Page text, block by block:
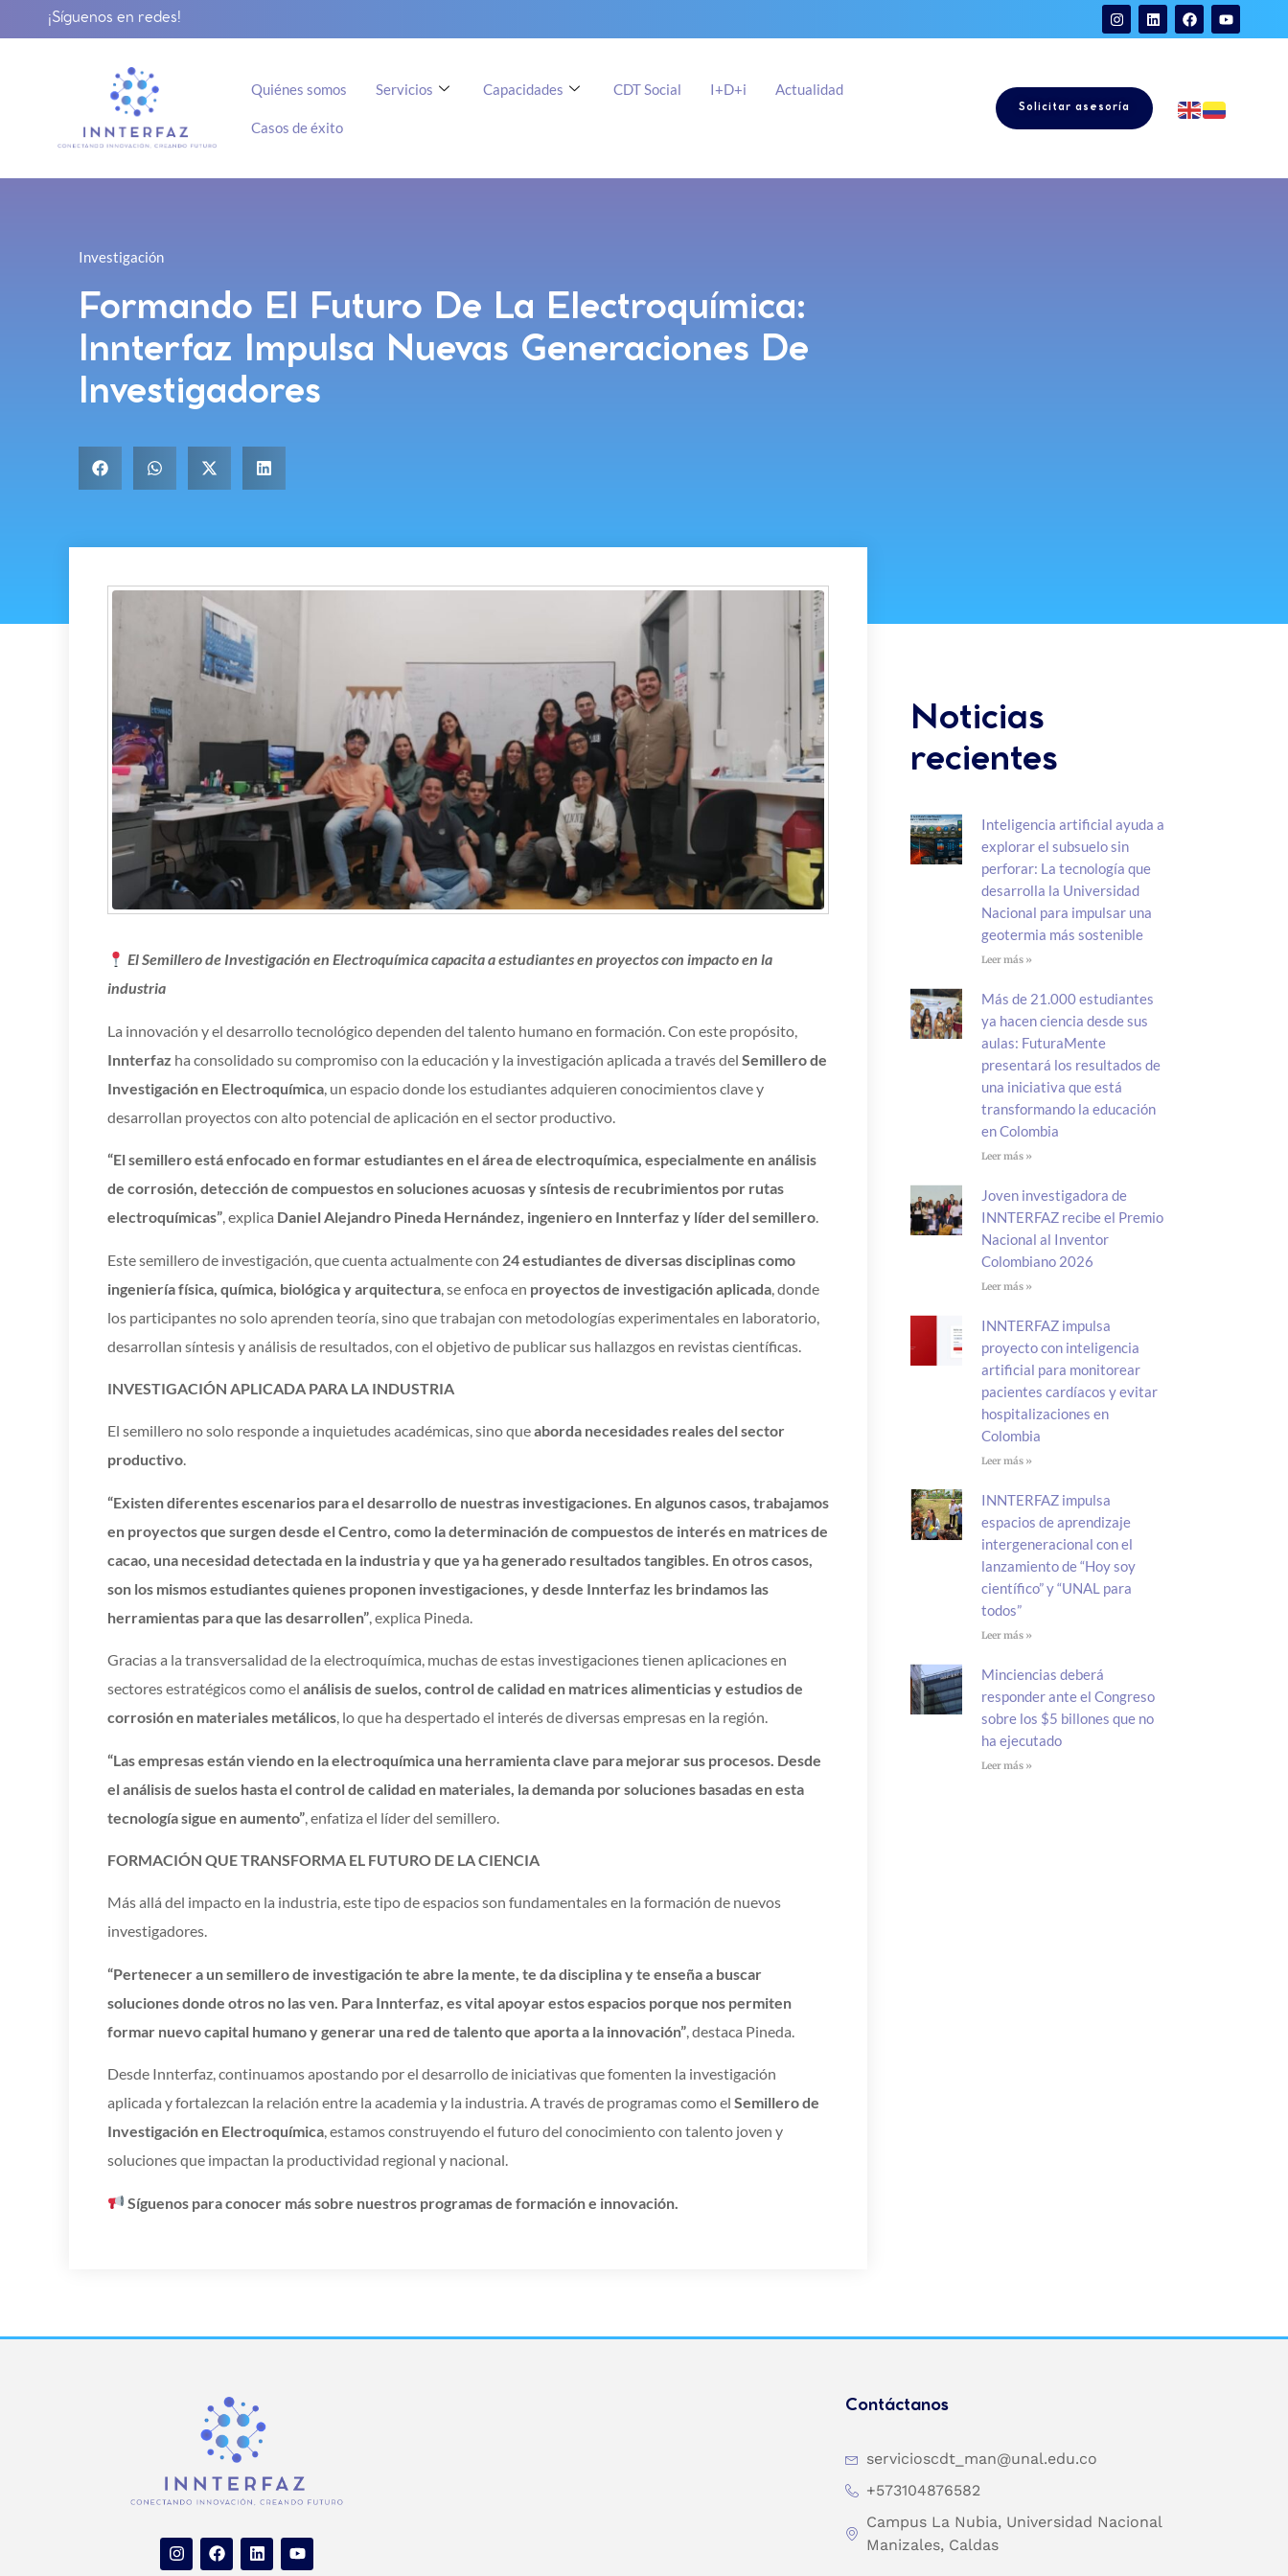
¡Síguenos en redes!
Quiénes somos Servicios Capacidades CDT Social I+D+i Actualidad
Casos de éxito
Solicitar asesoría
Investigación
Formando El Futuro De La Electroquímica:
Innterfaz Impulsa Nuevas Generaciones De
Investigadores
El Semillero de Investigación en Electroquímica capacita a estudiantes en proyectos con impacto en la
industria
La innovación y el desarrollo tecnológico dependen del talento humano en formación. Con este propósito,
Innterfaz ha consolidado su compromiso con la educación y la investigación aplicada a través del Semillero de
Investigación en Electroquímica, un espacio donde los estudiantes adquieren conocimientos clave y
desarrollan proyectos con alto potencial de aplicación en el sector productivo.
“El semillero está enfocado en formar estudiantes en el área de electroquímica, especialmente en análisis
de corrosión, detección de compuestos en soluciones acuosas y síntesis de recubrimientos por rutas
electroquímicas”, explica Daniel Alejandro Pineda Hernández, ingeniero en Innterfaz y líder del semillero.
Este semillero de investigación, que cuenta actualmente con 24 estudiantes de diversas disciplinas como
ingeniería física, química, biológica y arquitectura , se enfoca en proyectos de investigación aplicada , donde
los participantes no solo aprenden teoría, sino que trabajan con metodologías experimentales en laboratorio,
desarrollan síntesis y análisis de resultados, con el objetivo de publicar sus hallazgos en revistas científicas.
INVESTIGACIÓN APLICADA PARA LA INDUSTRIA
El semillero no solo responde a inquietudes académicas, sino queaborda necesidades reales del sector
productivo.
“Existen diferentes escenarios para el desarrollo de nuestras investigaciones. En algunos casos, trabajamos
en proyectos que surgen desde el Centro, como la determinación de compuestos de interés en matrices de
cacao, una necesidad detectada en la industria y que ya ha generado resultados tangibles. En otros casos,
son los mismos estudiantes quienes proponen investigaciones, y desde Innterfaz les brindamos las
herramientas para que las desarrollen” , explica Pineda.
Gracias a la transversalidad de la electroquímica, muchas de estas investigaciones tienen aplicaciones en
sectores estratégicos como el análisis de suelos, control de calidad en matrices alimenticias y estudios de
corrosión en materiales metálicos, lo que ha despertado el interés de diversas empresas en la región.
“Las empresas están viendo en la electroquímica una herramienta clave para mejorar sus procesos. Desde
el análisis de suelos hasta el control de calidad en materiales, la demanda por soluciones basadas en esta
tecnología sigue en aumento” , enfatiza el líder del semillero.
FORMACIÓN QUE TRANSFORMA EL FUTURO DE LA CIENCIA
Más allá del impacto en la industria, este tipo de espacios son fundamentales en la formación de nuevos
investigadores.
“Pertenecer a un semillero de investigación te abre la mente, te da disciplina y te enseña a buscar
soluciones donde otros no las ven. Para Innterfaz, es vital apoyar estos espacios porque nos permiten
formar nuevo capital humano y generar una red de talento que aporta a la innovación” , destaca Pineda.
Desde Innterfaz, continuamos apostando por el desarrollo de iniciativas que fomenten la investigación
aplicada y fortalezcan la relación entre la academia y la industria. A través de programas como el Semillero de
Investigación en Electroquímica, estamos construyendo el futuro del conocimiento con talento joven y
soluciones que impactan la productividad regional y nacional.
Síguenos para conocer más sobre nuestros programas de formación e innovación.
Noticias
recientes
Inteligencia artificial ayuda a
explorar el subsuelo sin
perforar: La tecnología que
desarrolla la Universidad
Nacional para impulsar una
geotermia más sostenible
Leer más »
Más de 21.000 estudiantes
ya hacen ciencia desde sus
aulas: FuturaMente
presentará los resultados de
una iniciativa que está
transformando la educación
en Colombia
Leer más »
Joven investigadora de
INNTERFAZ recibe el Premio
Nacional al Inventor
Colombiano 2026
Leer más »
INNTERFAZ impulsa
proyecto con inteligencia
artificial para monitorear
pacientes cardíacos y evitar
hospitalizaciones en
Colombia
Leer más »
INNTERFAZ impulsa
espacios de aprendizaje
intergeneracional con el
lanzamiento de “Hoy soy
científico” y “UNAL para
todos”
Leer más »
Minciencias deberá
responder ante el Congreso
sobre los $5 billones que no
ha ejecutado
Leer más »
Contáctanos
servicioscdt_man@unal.edu.co
+573104876582
Campus La Nubia, Universidad Nacional
Manizales, Caldas